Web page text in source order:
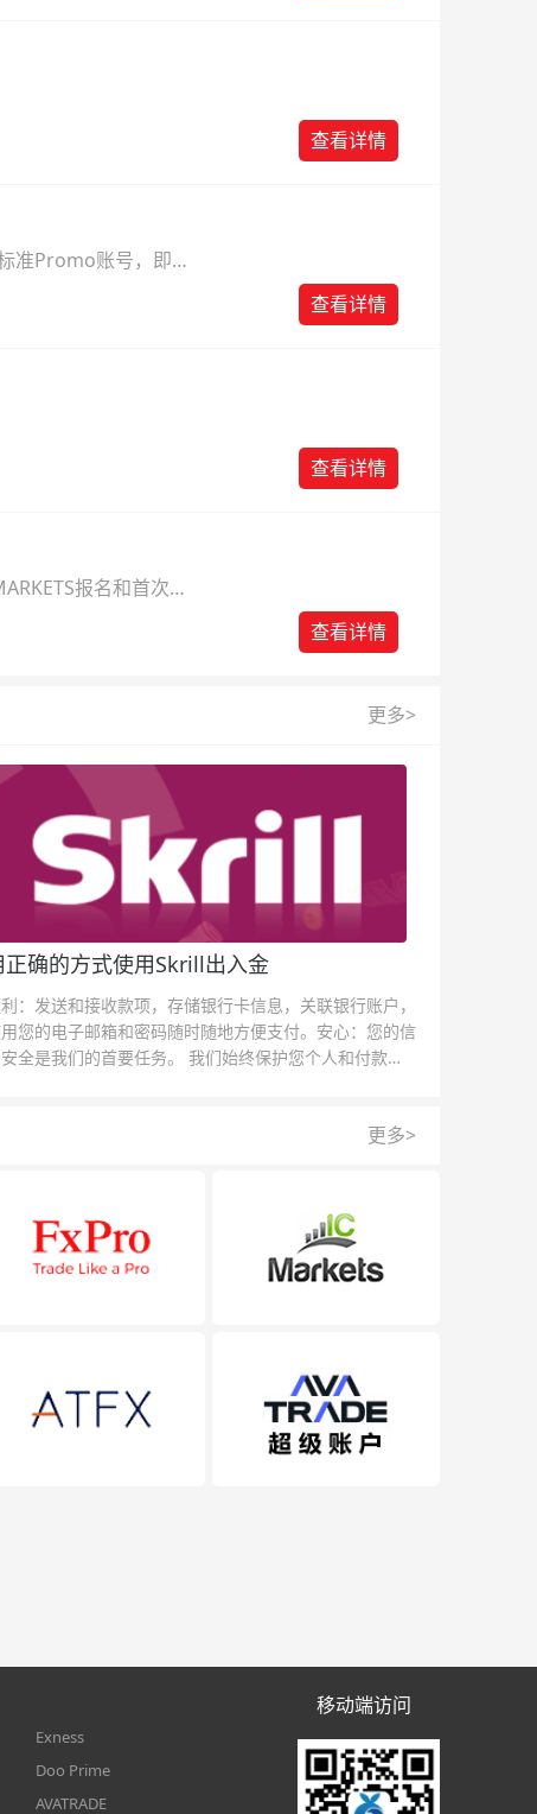
查看详情
准Promo账号，即可
查看详情
查看详情
报名和首次入
查看详情
更多>
正确的方式使用Skrill出入金
：发送和接收款项，存储银行卡信息，关联银行账户，
您的电子邮箱和密码随时随地方便支付。安心：您的信
全是我们的首要任务。 我们始终保护您个人和付款信
更多>
Exness
Doo Prime
AVATRADE
移动端访问